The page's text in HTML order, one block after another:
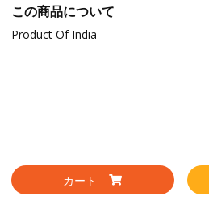
この商品について
Product Of India
カート